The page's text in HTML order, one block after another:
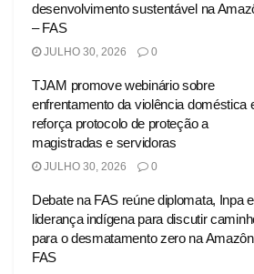
desenvolvimento sustentável na
– FAS
JULHO 30, 2026 0
TJAM promove webinário sobre
enfrentamento da violência doméstica
reforça protocolo de proteção a
magistradas e servidoras
JULHO 30, 2026 0
Debate na FAS reúne diplomata, Inpa e
liderança indígena para discutir
para o desmatamento zero na
FAS